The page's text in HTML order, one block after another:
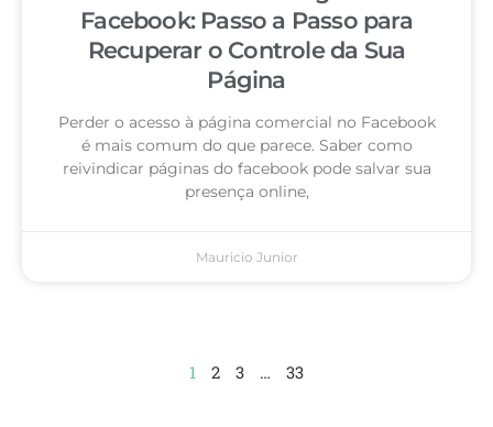
Facebook: Passo a Passo para
Recuperar o Controle da Sua
Página
Perder o acesso à página comercial no Facebook
é mais comum do que parece. Saber como
reivindicar páginas do facebook pode salvar sua
presença online,
Mauricio Junior
1 2 3 … 33